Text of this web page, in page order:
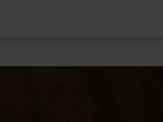
formalności,